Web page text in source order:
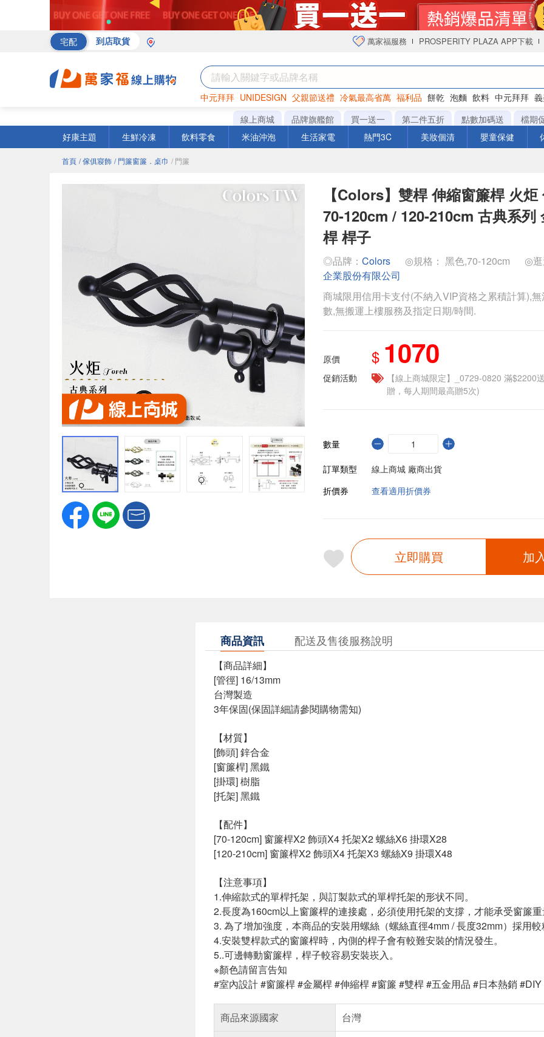
宅配 到店取貨 萬家福服務 PROSPERITY PLAZA APP下載
中元拜拜 UNIDESIGN 父親節送禮 冷氣最高省萬 福利品 餅乾 泡麵 飲料 中元拜拜
巧克力 罐頭 衛生紙
線上商城 品牌旗艦館 買一送一 第二件五折 點數加碼送
檔期
好康主題
生鮮冷凍 飲料零食 米油沖泡 生活家電 熱門3C 美妝個清 嬰童保健
首頁 / 傢俱寢飾 / 門簾窗簾．桌巾 / 門簾
【Colors】雙桿 伸縮窗簾桿 火
70-120cm / 120-210cm 古典系列
桿 桿子
◎品牌： Colors ◎規格： 黑色,70-120cm
◎
企業股份有限公司
商城限用信用卡支付(不納入VIP資格之累積計算),
數,無搬運上樓服務及指定日期/時間.
原價 $ 1070
促銷活動
【線上商城限定】_0729-0820 滿$2200
贈，每人期間最高贈5次)
數量
訂單類型
線上商城 廠商出貨
折價券
查看適用折價券
立即購買 加
商品資訊 配送及售後服務說明
【商品詳細】
[管徑] 16/13mm
台灣製造
3年保固(保固詳細請參閱購物需知)
【材質】
[飾頭] 鋅合金
[窗簾桿] 黑鐵
[掛環] 樹脂
[托架] 黑鐵
【配件】
[70-120cm] 窗簾桿X2 飾頭X4 托架X2 螺絲X6 掛環X28
[120-210cm] 窗簾桿X2 飾頭X4 托架X3 螺絲X9 掛環X48
【注意事項】
1.伸縮款式的單桿托架，與訂製款式的單桿托架的形状不同。
2.長度為160cm以上窗簾桿的連接處，必須使用托架的支撐，才能承受窗簾
3. 為了增加強度，本商品的安裝用螺絲（螺絲直徑4mm / 長度32mm）採用
4.安裝雙桿款式的窗簾桿時，內側的桿子會有較難安裝的情況發生。
5..可邊轉動窗簾桿，桿子較容易安裝崁入。
※顏色請留言告知
#室內設計 #窗簾桿 #金屬桿 #伸縮桿 #窗簾 #雙桿 #五金用品 #日本熱銷
商品來源國家
台灣